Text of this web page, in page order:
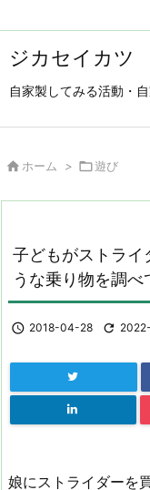
ジカセイカツ
自家製してみる活動・
 ホーム > 遊び
子どもがストライ
うな乗り物を調べ
 2018-04-28 
娘にストライダーを